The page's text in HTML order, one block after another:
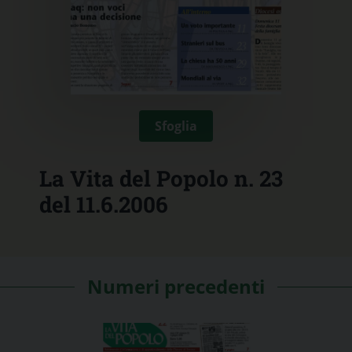
Sfoglia
La Vita del Popolo n. 23
del 11.6.2006
Numeri precedenti